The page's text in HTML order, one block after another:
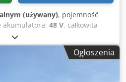
(używany), pojemność
akumulatora: 48 V, całkowita
długość:
bateria trakcyjna do wózka
– DIN C + 1 rok gwarancji + w
uzupełniania wody
odgazowująca oraz
Ogłoszenia